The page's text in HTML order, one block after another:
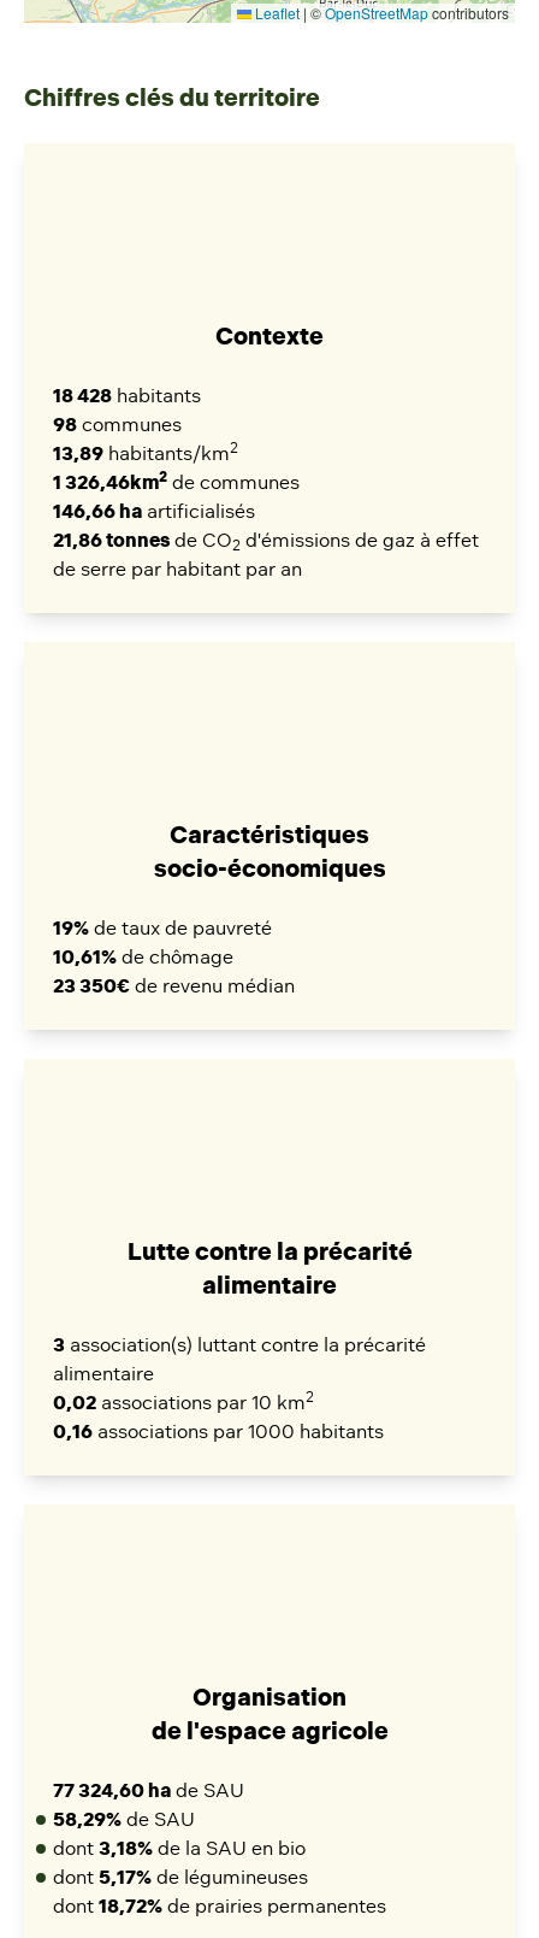
Leaflet | ©OpenStreetMapcontributors
Chiffres clés du territoire
Contexte
18 428 habitants
98 communes
13,89 habitants/km2
1 326,46km2 de communes
146,66 ha artificialisés
21,86 tonnes de CO2 d'émissions de gaz à effet
de serre par habitant par an
Caractéristiques
socio-économiques
19% de taux de pauvreté
10,61% de chômage
23 350€ de revenu médian
Lutte contre la précarité
alimentaire
3 association(s) luttant contre la précarité
alimentaire
0,02 associations par 10 km2
0,16 associations par 1000 habitants
Organisation
de l'espace agricole
77 324,60 ha de SAU
58,29% de SAU
dont 3,18% de la SAU en bio
dont 5,17% de légumineuses
dont 18,72% de prairies permanentes